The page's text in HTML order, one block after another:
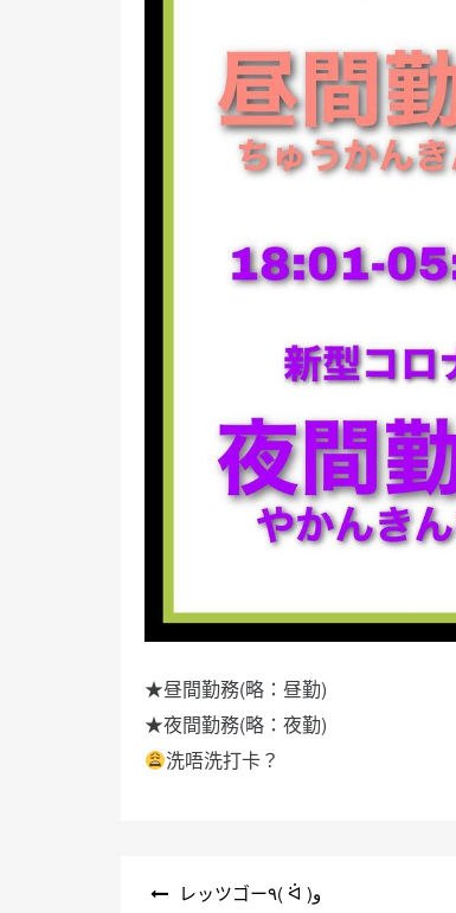
★昼間勤務(略：昼勤)
★夜間勤務(略：夜勤)
洗唔洗打卡？
レッツゴー٩( ᐛ )و